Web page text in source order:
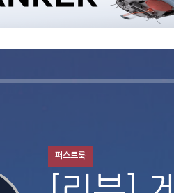
퍼스트룩